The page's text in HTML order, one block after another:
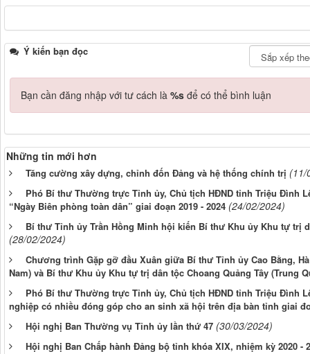
Ý kiến bạn đọc
Bạn cần đăng nhập với tư cách là %s để có thể bình luận
Những tin mới hơn
Tăng cường xây dựng, chỉnh đốn Đảng và hệ thống chính trị (11/
Phó Bí thư Thường trực Tỉnh ủy, Chủ tịch HĐND tỉnh Triệu Đình
“Ngày Biên phòng toàn dân” giai đoạn 2019 - 2024 (24/02/2024)
Bí thư Tỉnh ủy Trần Hồng Minh hội kiến Bí thư Khu ủy Khu tự trị
(28/02/2024)
Chương trình Gặp gỡ đầu Xuân giữa Bí thư Tỉnh ủy Cao Bằng,
Nam) và Bí thư Khu ủy Khu tự trị dân tộc Choang Quảng Tây (Trung
Phó Bí thư Thường trực Tỉnh ủy, Chủ tịch HĐND tỉnh Triệu Đình
nghiệp có nhiều đóng góp cho an sinh xã hội trên địa bàn tỉnh giai
Hội nghị Ban Thường vụ Tỉnh ủy lần thứ 47 (30/03/2024)
Hội nghị Ban Chấp hành Đảng bộ tỉnh khóa XIX, nhiệm kỳ 2020 -